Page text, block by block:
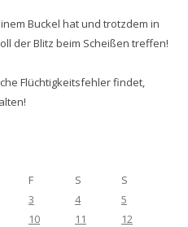
Buckel hat und trotzdem in
der Blitz beim Scheißen treffen!
Flüchtigkeitsfehler findet,
F S
S
3 4
5
10 11
12